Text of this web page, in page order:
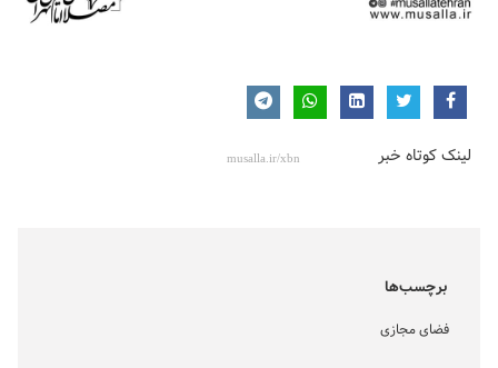
لینک کوتاه خبر
برچسب‌ها
فضای مجازی